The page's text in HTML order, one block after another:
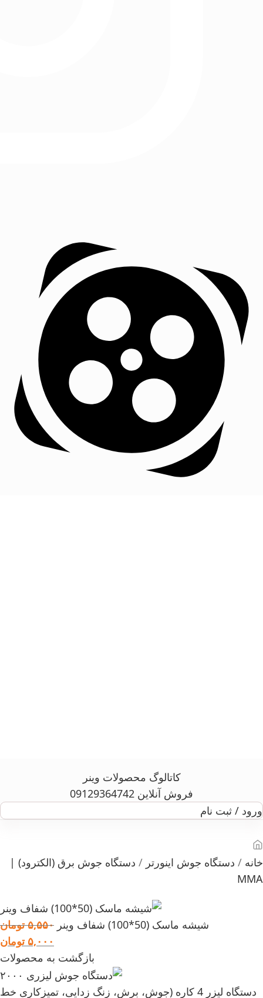
کاتالوگ محصولات وینر
فروش آنلاین 09129364742
ورود / ثبت نام
خانه دستگاه جوش اینورتر
دستگاه جوش برق (الکترود) |
MMA
شیشه ماسک (50*100) شفاف وینر ۵,۵۵۰ تومان
۵,۰۰۰ تومان
بازگشت به محصولات
دستگاه لیزر 4 کاره (جوش، برش، زنگ زدایی، تمیزکاری خط